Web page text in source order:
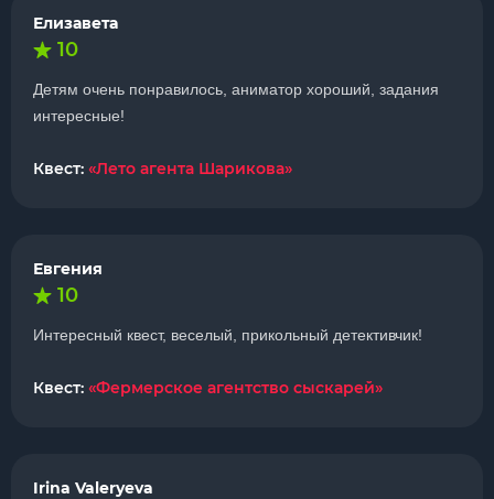
Елизавета
10
Детям очень понравилось, аниматор хороший, задания
интересные!
Квест: «Лето агента Шарикова»
Евгения
10
Интересный квест, веселый, прикольный детективчик!
Квест: «Фермерское агентство сыскарей»
Irina Valeryeva